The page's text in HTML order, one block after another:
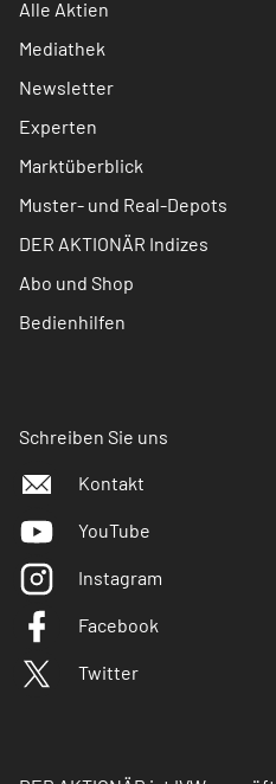
Alle Aktien
Mediathek
Newsletter
Experten
Marktüberblick
Muster- und Real-Depots
DER AKTIONÄR Indizes
Abo und Shop
Bedienhilfen
Schreiben Sie uns
Kontakt
YouTube
Instagram
Facebook
Twitter